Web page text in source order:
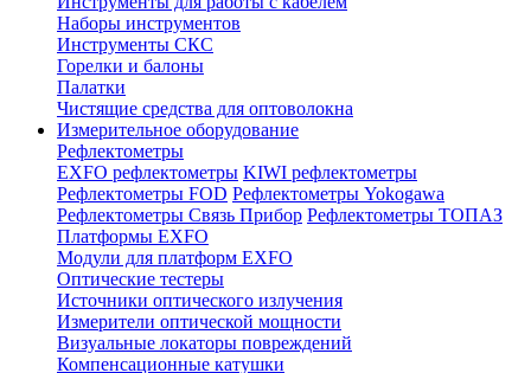
Наборы инструментов
Инструменты СКС
Горелки и балоны
Палатки
Чистящие средства для оптоволокна
Измерительное оборудование
Рефлектометры
EXFO рефлектометры KIWI рефлектометры
Рефлектометры FOD Рефлектометры Yokogawa
Рефлектометры Связь Прибор Рефлектометры ТОПАЗ
Платформы EXFO
Модули для платформ EXFO
Оптические тестеры
Источники оптического излучения
Измерители оптической мощности
Визуальные локаторы повреждений
Компенсационные катушки